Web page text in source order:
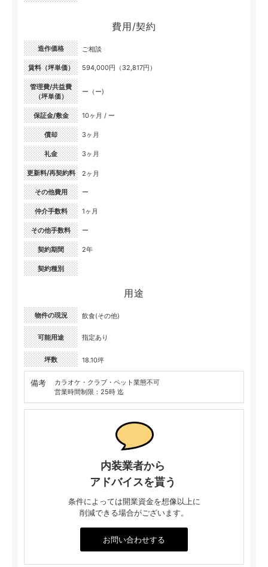
費用/契約
造作価格 ご相談
賃料（坪単価） 594,000円（32,817円）
管理費/共益費
（坪単価）
ー（ー)
保証金/敷金 10ヶ月 / ー
償却 3ヶ月
礼金 3ヶ月
更新料/再契約料 2ヶ月
その他費用 ー
仲介手数料 1ヶ月
その他手数料 ー
契約期間 2年
契約種別
用途
物件の現況 飲食(その他)
可能用途 指定あり
坪数 18.10坪
備考
カラオケ・クラブ・ペット業態不可
営業時間制限：25時 迄
内装業者から
アドバイスを貰う
条件によっては開業資金を想像以上に
削減できる場合がございます。
お問い合わせする